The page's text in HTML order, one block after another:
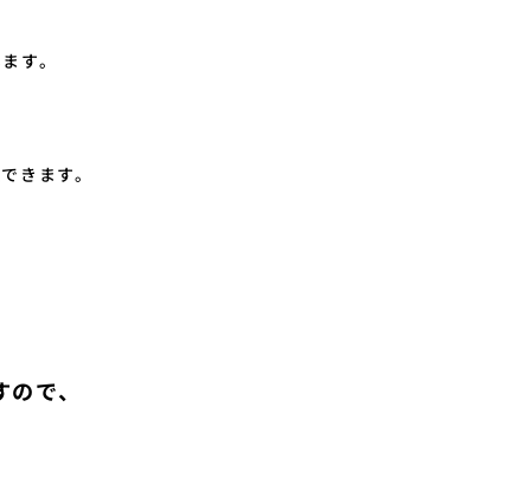
す。
きます。
で、